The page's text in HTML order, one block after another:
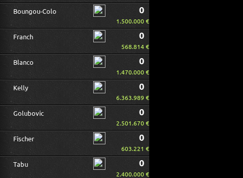
Boungou-Colo 0
1.500.000 €
Franch 0
568.814 €
Blanco 0
1.470.000 €
Kelly 0
6.363.989 €
Golubovic 0
2.501.670 €
Fischer 0
603.221 €
Tabu 0
2.400.000 €